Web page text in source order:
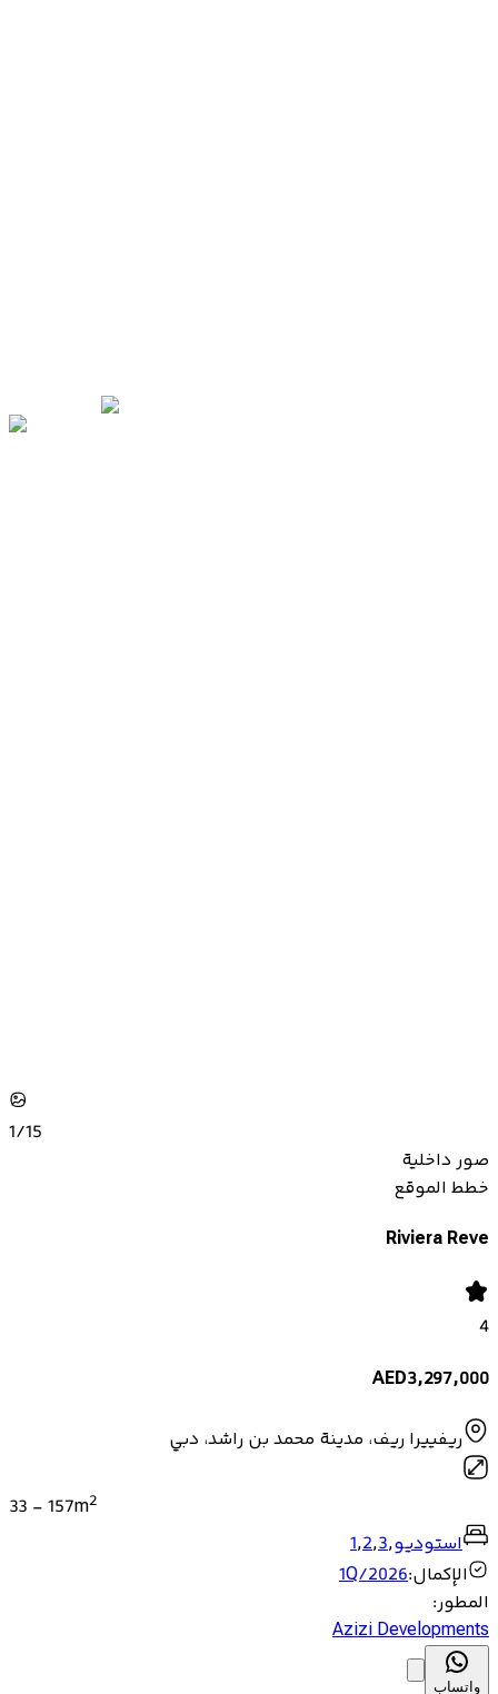
1/15
صور داخلية
خطط الموقع
Riviera Reve
4
AED3,297,000
ريفييرا ريف، مدينة محمد بن راشد، دبي
33 - 157m2
استوديو,
1,2,3
الإكمال:
1Q/2026
المطور:
Azizi Developments
واتساب